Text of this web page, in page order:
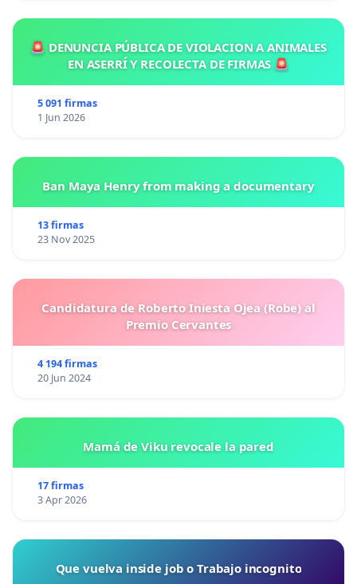
🚨 DENUNCIA PÚBLICA DE VIOLACION A ANIMALES
EN ASERRÍ Y RECOLECTA DE FIRMAS 🚨
5 091 firmas
1 Jun 2026
Ban Maya Henry from making a documentary
13 firmas
23 Nov 2025
Candidatura de Roberto Iniesta Ojea (Robe) al
Premio Cervantes
4 194 firmas
20 Jun 2024
Mamá de Viku revocale la pared
17 firmas
3 Apr 2026
Que vuelva inside job o Trabajo incognito